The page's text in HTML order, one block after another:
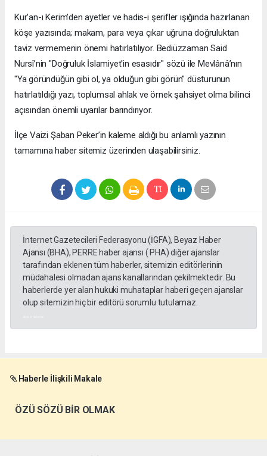
​Kur'an-ı Kerim'den ayetler ve hadis-i şerifler ışığında hazırlanan
köşe yazısında; makam, para veya çıkar uğruna doğruluktan
taviz vermemenin önemi hatırlatılıyor. Bediüzzaman Said
Nursî’nin "Doğruluk İslamiyet'in esasıdır" sözü ile Mevlânâ’nın
"Ya göründüğün gibi ol, ya olduğun gibi görün" düsturunun
hatırlatıldığı yazı, toplumsal ahlak ve örnek şahsiyet olma bilinci
açısından önemli uyarılar barındırıyor.
​İlçe Vaizi Şaban Peker’in kaleme aldığı bu anlamlı yazının
tamamına haber sitemiz üzerinden ulaşabilirsiniz.
İnternet Gazetecileri Federasyonu (İGFA), Beyaz Haber
Ajansı (BHA), PERRE haber ajansı ( PHA) diğer ajanslar
tarafından eklenen tüm haberler, sitemizin editörlerinin
müdahalesi olmadan ajans kanallarından çekilmektedir. Bu
haberlerde yer alan hukuki muhataplar haberi geçen ajanslar
olup sitemizin hiç bir editörü sorumlu tutulamaz.
Haberle İlişkili Makale
ÖZÜ SÖZÜ BİR OLMAK